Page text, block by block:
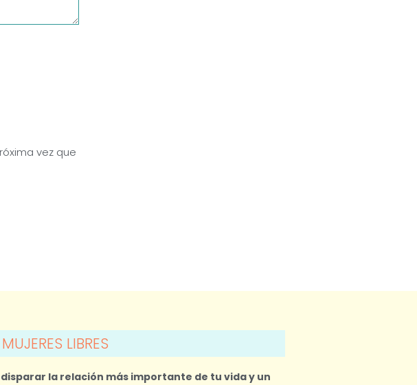
vez que
LIBRES
la relación más importante de tu vida y un